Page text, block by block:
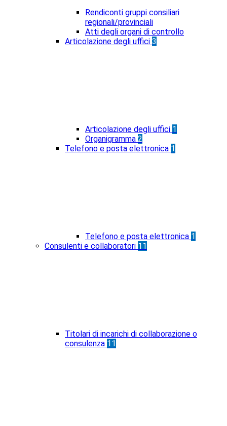
Rendiconti gruppi consiliari
regionali/provinciali
Atti degli organi di controllo
Articolazione degli uffici 3
Articolazione degli uffici 1
Organigramma 2
Telefono e posta elettronica 1
Telefono e posta elettronica 1
Consulenti e collaboratori 11
Titolari di incarichi di collaborazione o
consulenza 11